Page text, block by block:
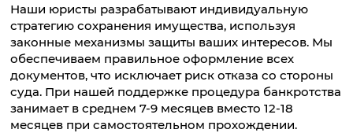
Наши юристы разрабатывают индивидуальную
стратегию сохранения имущества, используя
законные механизмы защиты ваших интересов. Мы
обеспечиваем правильное оформление всех
документов, что исключает риск отказа со стороны
суда. При нашей поддержке процедура банкротства
занимает в среднем 7-9 месяцев вместо 12-18
месяцев при самостоятельном прохождении.